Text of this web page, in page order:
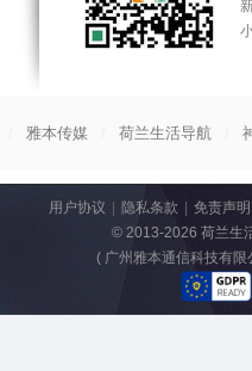
雅本传媒 荷兰生活导航
用户协议 隐私条款 免责声明
© 2013-2026 荷兰生
( 广州雅本通信科技有